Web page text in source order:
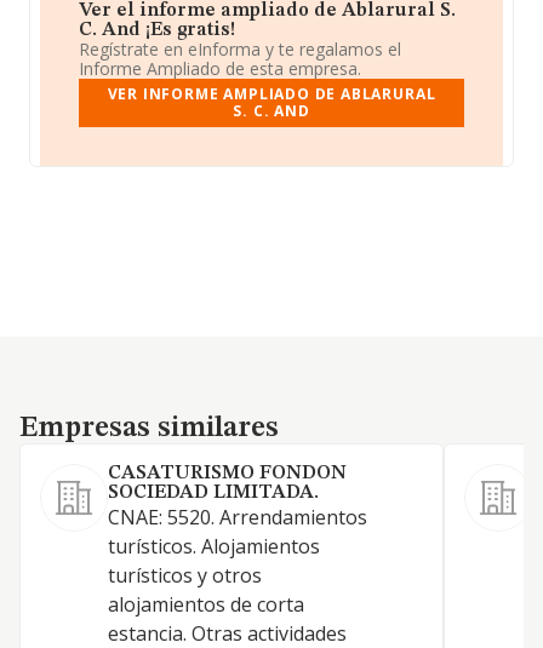
Ver el informe ampliado de Ablarural S.
C. And ¡Es gratis!
Regístrate en eInforma y te regalamos el
Informe Ampliado de esta empresa.
VER INFORME AMPLIADO DE ABLARURAL
S. C. AND
Empresas similares
Empresas similares
CASATURISMO FONDON
SOCIEDAD LIMITADA.
CNAE: 5520. Arrendamientos
turísticos. Alojamientos
turísticos y otros
alojamientos de corta
estancia. Otras actividades